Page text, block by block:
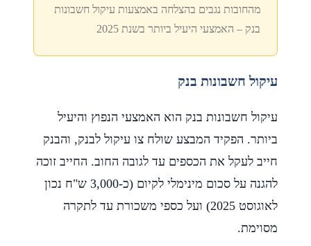
מהחובות נגבים בהצלחה באמצעות עיקול חשבונות
בנק – האמצעי היעיל ביותר בשנת 2025
עיקול חשבונות בנק
עיקול חשבונות בנק הוא האמצעי הנפוץ והיעיל
ביותר. הפקיד המבצע שולח צו עיקול לבנק, והבנק
חייב לעקל את הכספים עד לגובה החוב. החייב זוכה
להגנה על סכום מינימלי לקיום (כ-3,000 ש"ח נכון
לאוגוסט 2025) ועל כספי משכורת עד לתקרה
מסוימת.